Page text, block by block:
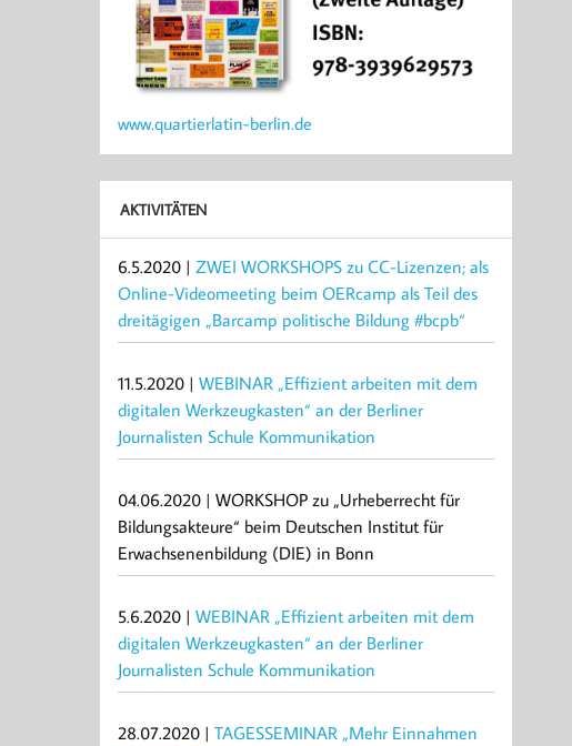
www.quartierlatin-berlin.de
AKTIVITÄTEN
6.5.2020 |ZWEI WORKSHOPS zu CC-Lizenzen; als
Online-Videomeeting beim OERcamp als Teil des
dreitägigen „Barcamp politische Bildung #bcpb“
11.5.2020 |WEBINAR „Effizient arbeiten mit dem
digitalen Werkzeugkasten“ an der Berliner
Journalisten Schule Kommunikation
04.06.2020 | WORKSHOP zu „Urheberrecht für
Bildungsakteure“ beim Deutschen Institut für
Erwachsenenbildung (DIE) in Bonn
5.6.2020 |WEBINAR „Effizient arbeiten mit dem
digitalen Werkzeugkasten“ an der Berliner
Journalisten Schule Kommunikation
28.07.2020 |TAGESSEMINAR „Mehr Einnahmen